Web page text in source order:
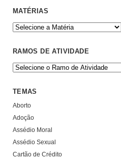
MATÉRIAS
RAMOS DE ATIVIDADE
TEMAS
Aborto
Adoção
Assédio Moral
Assédio Sexual
Cartão de Crédito